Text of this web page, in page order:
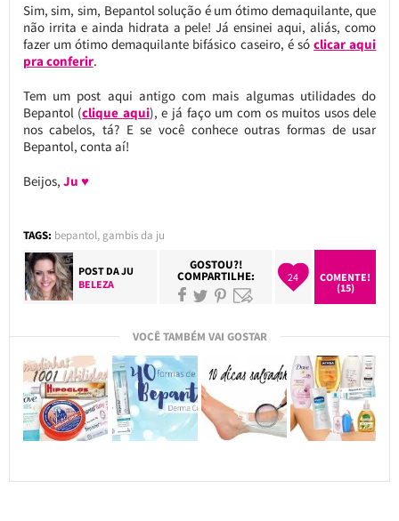
Sim, sim, sim, Bepantol solução é um ótimo demaquilante, que
não irrita e ainda hidrata a pele! Já ensinei aqui, aliás, como
fazer um ótimo demaquilante bifásico caseiro, é sóclicar aqui
pra conferir.
Tem um post aqui antigo com mais algumas utilidades do
Bepantol (clique aqui), e já faço um com os muitos usos dele
nos cabelos, tá? E se você conhece outras formas de usar
Bepantol, conta aí!
Beijos, Ju ♥
TAGS: bepantol, gambis da ju
POST DAJU
BELEZA
GOSTOU?!
COMPARTILHE: 24
COMENTE!
(15)
VOCÊ TAMBÉM VAI GOSTAR